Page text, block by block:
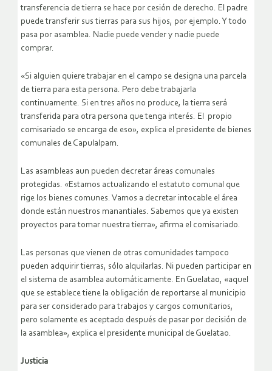
transferencia de tierra se hace por cesión de derecho. El padre
puede transferir sus tierras para sus hijos, por ejemplo. Y todo
pasa por asamblea. Nadie puede vender y nadie puede
comprar.
«Si alguien quiere trabajar en el campo se designa una parcela
de tierra para esta persona. Pero debe trabajarla
continuamente. Si en tres años no produce, la tierra será
transferida para otra persona que tenga interés. El propio
comisariado se encarga de eso», explica el presidente de bienes
comunales de Capulalpam.
Las asambleas aun pueden decretar áreas comunales
protegidas. «Estamos actualizando el estatuto comunal que
rige los bienes comunes. Vamos a decretar intocable el área
donde están nuestros manantiales. Sabemos que ya existen
proyectos para tomar nuestra tierra», afirma el comisariado.
Las personas que vienen de otras comunidades tampoco
pueden adquirir tierras, sólo alquilarlas. Ni pueden participar en
el sistema de asamblea automáticamente. En Guelatao, «aquel
que se establece tiene la obligación de reportarse al municipio
para ser considerado para trabajos y cargos comunitarios,
pero solamente es aceptado después de pasar por decisión de
la asamblea», explica el presidente municipal de Guelatao.
Justicia